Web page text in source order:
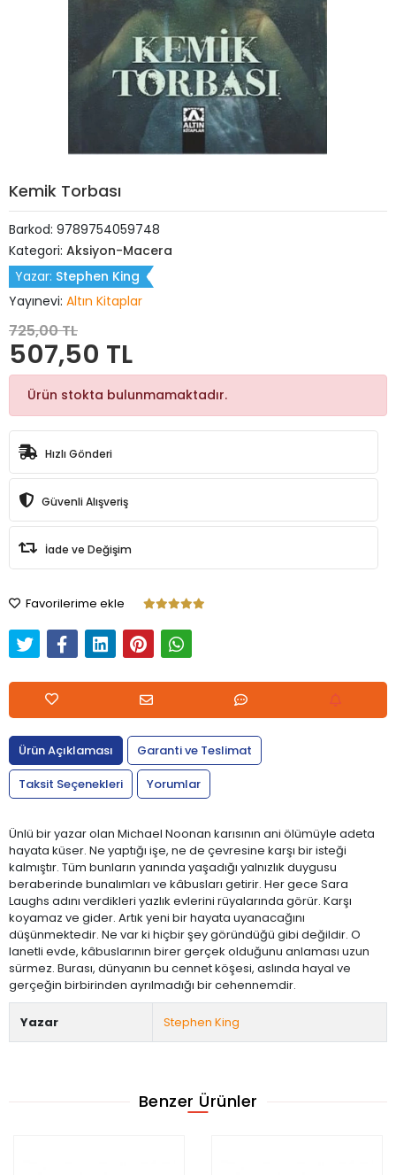
Kemik Torbası
Barkod: 9789754059748
Kategori: Aksiyon-Macera
Yazar: Stephen King
Yayınevi: Altın Kitaplar
725,00 TL
507,50 TL
Ürün stokta bulunmamaktadır.
Hızlı Gönderi
Güvenli Alışveriş
İade ve Değişim
Favorilerime ekle
Ürün Açıklaması
Garanti ve Teslimat
Taksit Seçenekleri
Yorumlar
Ünlü bir yazar olan Michael Noonan karısının ani ölümüyle adeta
hayata küser. Ne yaptığı işe, ne de çevresine karşı bir isteği
kalmıştır. Tüm bunların yanında yaşadığı yalnızlık duygusu
beraberinde bunalımları ve kâbusları getirir. Her gece Sara
Laughs adını verdikleri yazlık evlerini rüyalarında görür. Karşı
koyamaz ve gider. Artık yeni bir hayata uyanacağını
düşünmektedir. Ne var ki hiçbir şey göründüğü gibi değildir. O
lanetli evde, kâbuslarının birer gerçek olduğunu anlaması uzun
sürmez. Burası, dünyanın bu cennet köşesi, aslında hayal ve
gerçeğin birbirinden ayrılmadığı bir cehennemdir.
Yazar Stephen King
Benzer Ürünler